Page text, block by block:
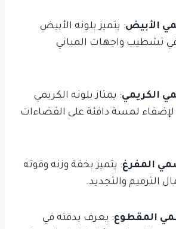
: يتميز بلونه الأبيض
تشطيب واجهات المباني
: يمتاز بلونه الكريمي
لإضفاء لمسة دافئة على الفضاءات
: يتميز بخفة وزنه وقوته
الترميم والتجديد.
: يعرف بدقته في